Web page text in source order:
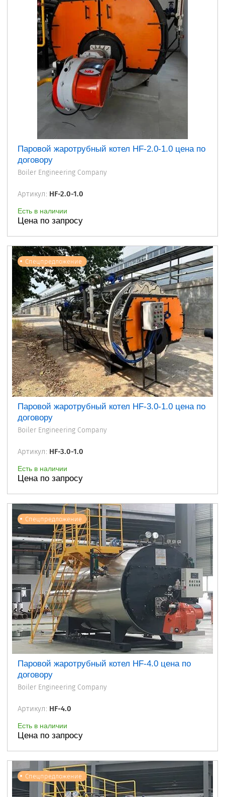
Паровой жаротрубный котел HF-2.0-1.0 цена по
договору
Boiler Engineering Company
Артикул: HF-2.0-1.0
Есть в наличии
Цена по запросу
Спецпредложение
Паровой жаротрубный котел HF-3.0-1.0 цена по
договору
Boiler Engineering Company
Артикул: HF-3.0-1.0
Есть в наличии
Цена по запросу
Спецпредложение
Паровой жаротрубный котел HF-4.0 цена по
договору
Boiler Engineering Company
Артикул: HF-4.0
Есть в наличии
Цена по запросу
Спецпредложение